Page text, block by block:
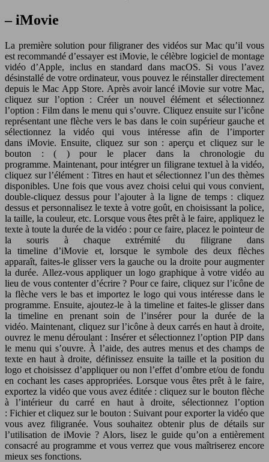
– iMovie
La première solution pour filigraner des vidéos sur Mac qu’il vous
est recommandé d’essayer est iMovie, le célèbre logiciel de montage
vidéo d’Apple, inclus en standard dans macOS. Si vous l’avez
désinstallé de votre ordinateur, vous pouvez le réinstaller directement
depuis le Mac App Store. Après avoir lancé iMovie sur votre Mac,
cliquez sur l’option : Créer un nouvel élément et sélectionnez
l’option : Film dans le menu qui s’ouvre. Cliquez ensuite sur l’icône
représentant une flèche vers le bas dans le coin supérieur gauche et
sélectionnez la vidéo qui vous intéresse afin de l’importer
dans iMovie. Ensuite, cliquez sur son : aperçu et cliquez sur le
bouton : ( ) pour le placer dans la chronologie du
programme. Maintenant, pour intégrer un filigrane textuel à la vidéo,
cliquez sur l’élément : Titres en haut et sélectionnez l’un des thèmes
disponibles. Une fois que vous avez choisi celui qui vous convient,
double-cliquez dessus pour l’ajouter à la ligne de temps : cliquez
dessus et personnalisez le texte à votre goût, en choisissant la police,
la taille, la couleur, etc. Lorsque vous êtes prêt à le faire, appliquez le
texte à toute la durée de la vidéo : pour ce faire, placez le pointeur de
la souris à chaque extrémité du filigrane dans
la timeline d’iMovie et, lorsque le symbole des deux flèches
apparaît, faites-le glisser vers la gauche ou la droite pour augmenter
la durée. Allez-vous appliquer un logo graphique à votre vidéo au
lieu de vous contenter d’écrire ? Pour ce faire, cliquez sur l’icône de
la flèche vers le bas et importez le logo qui vous intéresse dans le
programme. Ensuite, ajoutez-le à la timeline et faites-le glisser dans
la timeline en prenant soin de l’insérer pour la durée de la
vidéo. Maintenant, cliquez sur l’icône à deux carrés en haut à droite,
ouvrez le menu déroulant : Insérer et sélectionnez l’option PIP dans
le menu qui s’ouvre. À l’aide, des autres menus et des champs de
texte en haut à droite, définissez ensuite la taille et la position du
logo et choisissez d’appliquer ou non l’effet d’ombre et/ou de fondu
en cochant les cases appropriées. Lorsque vous êtes prêt à le faire,
exportez la vidéo que vous avez éditée : cliquez sur le bouton flèche
à l’intérieur du carré en haut à droite, sélectionnez l’option
: Fichier et cliquez sur le bouton : Suivant pour exporter la vidéo que
vous avez filigranée. Vous souhaitez obtenir plus de détails sur
l’utilisation de iMovie ? Alors, lisez le guide qu’on a entièrement
consacré au programme et vous verrez que vous maîtriserez encore
mieux ses fonctions.